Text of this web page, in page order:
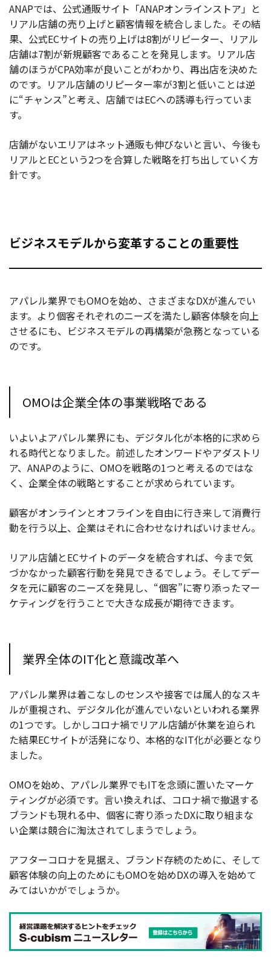
ANAPでは、公式通販サイト「ANAPオンラインストア」と
リアル店舗の売り上げと顧客情報を統合しました。その結
果、公式ECサイトの売り上げは8割がリピーター、リアル
店舗は7割が新規顧客であることを発見します。リアル店
舗のほうがCPA効率が良いことがわかり、再出店を決めた
のです。リアル店舗のリピーター率が3割と低いことは逆
に“チャンス”と考え、店舗ではECへの誘導も行っていま
す。
店舗がないエリアはネット通販も伸びないと言い、今後も
リアルとECという2つを合算した戦略を打ち出していく方
針です。
ビジネスモデルから変革することの重要性
アパレル業界でもOMOを始め、さまざまなDXが進んでい
ます。より個客それぞれのニーズを満たし顧客体験を向上
させるにも、ビジネスモデルの再構築が急務となっている
のです。
OMOは企業全体の事業戦略である
いよいよアパレル業界にも、デジタル化が本格的に求めら
れる時代となりました。前述したオンワードやアダストリ
ア、ANAPのように、OMOを戦略の1つと考えるのではな
く、企業全体の戦略とすることが求められています。
顧客がオンラインとオフラインを自由に行き来して消費行
動を行う以上、企業はそれに合わせなければいけません。
リアル店舗とECサイトのデータを統合すれば、今まで気
づかなかった顧客行動を発見できるでしょう。そしてデー
タを元に顧客のニーズを発見し、“個客”に寄り添ったマー
ケティングを行うことで大きな成長が期待できます。
業界全体のIT化と意識改革へ
アパレル業界は着こなしのセンスや接客では属人的なスキ
ルが重視され、デジタル化が進んでいないといわれる業界
の1つです。しかしコロナ禍でリアル店舗が休業を迫られ
た結果ECサイトが活発になり、本格的なIT化が必要となり
ました。
OMOを始め、アパレル業界でもITを念頭に置いたマーケ
ティングが必須です。言い換えれば、コロナ禍で撤退する
ブランドも現れる中、個客に寄り添ったDXに取り組まな
い企業は競合に淘汰されてしまうでしょう。
アフターコロナを見据え、ブランド存続のために、そして
顧客体験の向上のためにもOMOを始めDXの導入を始めて
みてはいかがでしょうか。